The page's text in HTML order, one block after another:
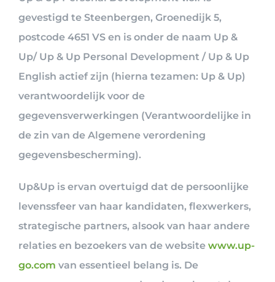
gevestigd te Steenbergen, Groenedijk 5,
postcode 4651 VS en is onder de naam Up &
Up/ Up & Up Personal Development / Up & Up
English actief zijn (hierna tezamen: Up & Up)
verantwoordelijk voor de
gegevensverwerkingen (Verantwoordelijke in
de zin van de Algemene verordening
gegevensbescherming).
Up&Up is ervan overtuigd dat de persoonlijke
levenssfeer van haar kandidaten, flexwerkers,
strategische partners, alsook van haar andere
relaties en bezoekers van de website www.up-
go.com van essentieel belang is. De